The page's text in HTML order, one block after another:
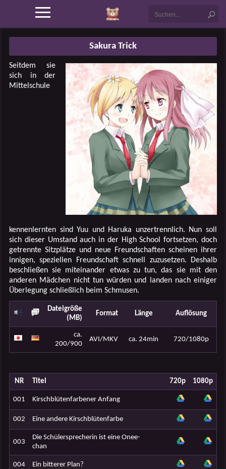
Sakura Trick
Seitdem sie
sich in der
Mittelschule
kennenlernten sind Yuu und Haruka unzertrennlich. Nun soll
sich dieser Umstand auch in der High School fortsetzen, doch
getrennte Sitzplätze und neue Freundschaften scheinen ihrer
innigen, speziellen Freundschaft schnell zuzusetzen. Deshalb
beschließen sie miteinander etwas zu tun, das sie mit den
anderen Mädchen nicht tun würden und landen nach einiger
Überlegung schließlich beim Schmusen.
Dateigröße
(MB)
Format Länge Auflösung
ca.
200/900
AVI/MKV ca. 24min 720/1080p
NR Titel 720p 1080p
001 Kirschblütenfarbener Anfang
002 Eine andere Kirschblütenfarbe
003
Die Schülersprecherin ist eine Onee-
chan
004 Ein bitterer Plan?